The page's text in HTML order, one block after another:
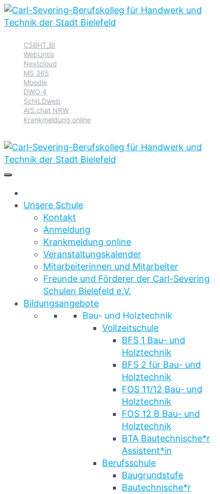
Hauptnavigation
springen
Inhalt
springen
Footer
springen
CSBHT_BI
WebUntis
Nextcloud
MS 365
Moodle
DWO 4
SchILDweb
AIS.chat NRW
Krankmeldung online
Unsere Schule
Kontakt
Anmeldung
Krankmeldung online
Veranstaltungskalender
Mitarbeiterinnen und Mitarbeiter
Freunde und Förderer der Carl-Severing
Schulen Bielefeld e.V.
Bildungsangebote
Bau- und Holztechnik
Vollzeitschule
BFS 1 Bau- und
Holztechnik
BFS 2 für Bau- und
Holztechnik
FOS 11/12 Bau- und
Holztechnik
FOS 12 B Bau- und
Holztechnik
BTA Bautechnische*r
Assistent*in
Berufsschule
Baugrundstufe
Bautechnische*r